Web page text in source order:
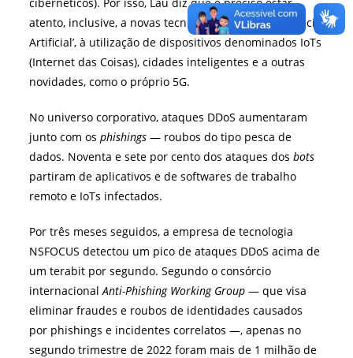
atento, inclusive, a novas tecnologias como ‘Inteligência
Artificial’, à utilização de dispositivos denominados IoTs
(Internet das Coisas), cidades inteligentes e a outras
novidades, como o próprio 5G.
No universo corporativo, ataques DDoS aumentaram
junto com osphishings— roubos do tipo pesca de
dados. Noventa e sete por cento dos ataques dosbots
partiram de aplicativos e de softwares de trabalho
remoto e IoTs infectados.
Por três meses seguidos, a empresa de tecnologia
NSFOCUS detectou um pico de ataques DDoS acima de
um terabit por segundo. Segundo o consórcio
internacionalAnti-Phishing Working Group — que visa
eliminar fraudes e roubos de identidades causados
por phishings e incidentes correlatos —, apenas no
segundo trimestre de 2022 foram mais de 1 milhão de